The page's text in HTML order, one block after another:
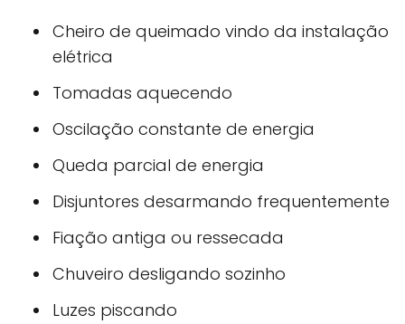
Cheiro de queimado vindo da instalação
elétrica
Tomadas aquecendo
Oscilação constante de energia
Queda parcial de energia
Disjuntores desarmando frequentemente
Fiação antiga ou ressecada
Chuveiro desligando sozinho
Luzes piscando